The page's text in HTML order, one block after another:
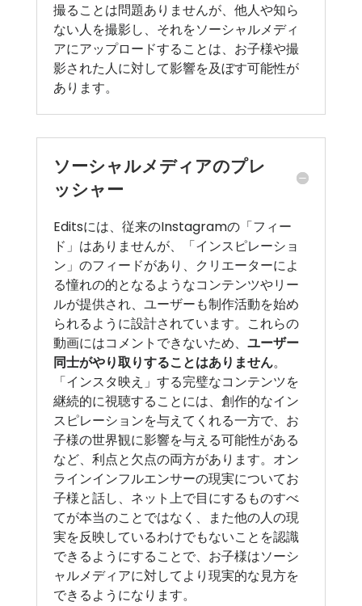
撮ることは問題ありませんが、他人や知ら
ない人を撮影し、それをソーシャルメディ
アにアップロードすることは、お子様や撮
影された人に対して影響を及ぼす可能性が
あります。
ソーシャルメディアのプレ
ッシャー
Editsには、従来のInstagramの「フィー
ド」はありませんが、「インスピレーショ
ン」のフィードがあり、クリエーターによ
る憧れの的となるようなコンテンツやリー
ルが提供され、ユーザーも制作活動を始め
られるように設計されています。これらの
動画にはコメントできないため、 ユーザー
同士がやり取りすることはありません。
「インスタ映え」する完璧なコンテンツを
継続的に視聴することには、創作的なイン
スピレーションを与えてくれる一方で、お
子様の世界観に影響を与える可能性がある
など、利点と欠点の両方があります。オン
ラインインフルエンサーの現実についてお
子様と話し、ネット上で目にするものすべ
てが本当のことではなく、また他の人の現
実を反映しているわけでもないことを認識
できるようにすることで、お子様はソーシ
ャルメディアに対してより現実的な見方を
できるようになります。